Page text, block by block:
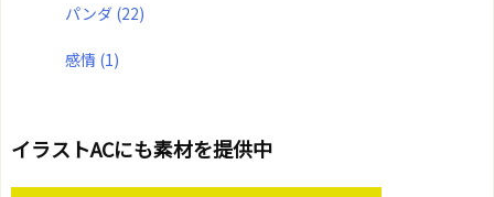
パンダ (22)
感情 (1)
イラストACにも素材を提供中